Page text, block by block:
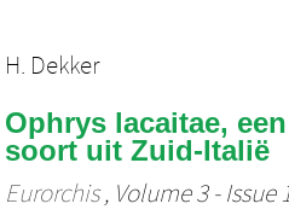
H. Dekker
Ophrys lacaitae,
soort uit Zuid-Italië
Eurorchis, Volume 3 - Issue